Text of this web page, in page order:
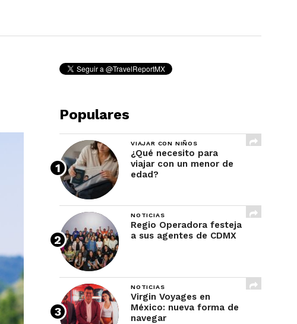
Populares
VIAJAR CON NIÑOS
¿Qué necesito para
viajar con un menor de
edad?
NOTICIAS
Regio Operadora festeja
a sus agentes de CDMX
NOTICIAS
Virgin Voyages en
México: nueva forma de
navegar